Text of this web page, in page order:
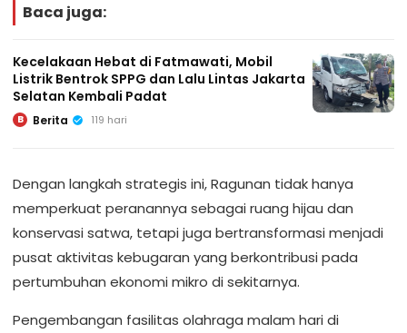
Baca juga:
Kecelakaan Hebat di Fatmawati, Mobil
Listrik Bentrok SPPG dan Lalu Lintas Jakarta
Selatan Kembali Padat
B Berita 119 hari
Dengan langkah strategis ini, Ragunan tidak hanya
memperkuat peranannya sebagai ruang hijau dan
konservasi satwa, tetapi juga bertransformasi menjadi
pusat aktivitas kebugaran yang berkontribusi pada
pertumbuhan ekonomi mikro di sekitarnya.
Pengembangan fasilitas olahraga malam hari di